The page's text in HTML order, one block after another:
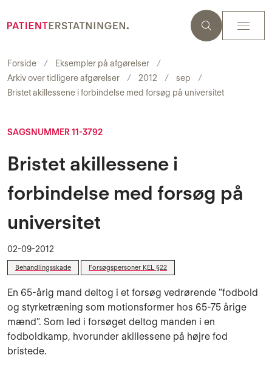
Forside
Eksempler på afgørelser
Arkiv over tidligere afgørelser
2012
sep
Bristet akillessene i forbindelse med forsøg på universitet
SAGSNUMMER 11-3792
Bristet akillessene i
forbindelse med forsøg på
universitet
02-09-2012
Behandlingsskade Forsøgspersoner KEL §22
En 65-årig mand deltog i et forsøg vedrørende ”fodbold
og styrketræning som motionsformer hos 65-75 årige
mænd”. Som led i forsøget deltog manden i en
fodboldkamp, hvorunder akillessene på højre fod
bristede.